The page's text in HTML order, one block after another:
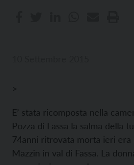
>
E’ stata ricomposta nella
Pozza di Fassa la salma della
74anni ritrovata morta ieri era
Mazzin in val di Fassa. La